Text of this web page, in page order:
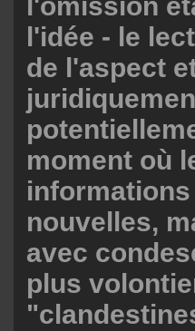
l'omission
l'idée - le
de l'aspect
moment où
nouvelles,
avec
plus